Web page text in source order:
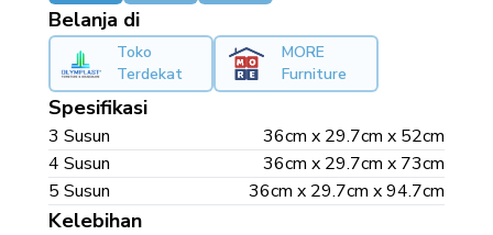
Belanja di
Toko
Terdekat
MORE
Furniture
Spesifikasi
3 Susun
36cm x 29.7cm x 52cm
4 Susun
36cm x 29.7cm x 73cm
5 Susun
36cm x 29.7cm x 94.7cm
Kelebihan